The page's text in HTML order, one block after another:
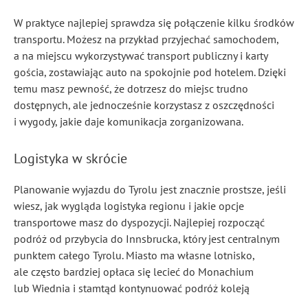
W praktyce najlepiej sprawdza się połączenie kilku środków
transportu. Możesz na przykład przyjechać samochodem,
a na miejscu wykorzystywać transport publiczny i karty
gościa, zostawiając auto na spokojnie pod hotelem. Dzięki
temu masz pewność, że dotrzesz do miejsc trudno
dostępnych, ale jednocześnie korzystasz z oszczędności
i wygody, jakie daje komunikacja zorganizowana.
Logistyka w skrócie
Planowanie wyjazdu do Tyrolu jest znacznie prostsze, jeśli
wiesz, jak wygląda logistyka regionu i jakie opcje
transportowe masz do dyspozycji. Najlepiej rozpocząć
podróż od przybycia do Innsbrucka, który jest centralnym
punktem całego Tyrolu. Miasto ma własne lotnisko,
ale często bardziej opłaca się lecieć do Monachium
lub Wiednia i stamtąd kontynuować podróż koleją